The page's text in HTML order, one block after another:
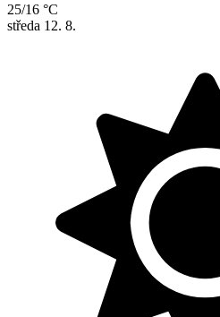
25/16 °C
středa 12. 8.